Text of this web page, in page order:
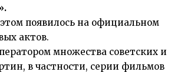
появилось на официальном
актов.
множества советских и
в частности, серии фильмов